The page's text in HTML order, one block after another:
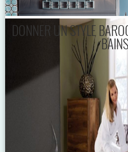
DONNER UN STYLE
BAINS